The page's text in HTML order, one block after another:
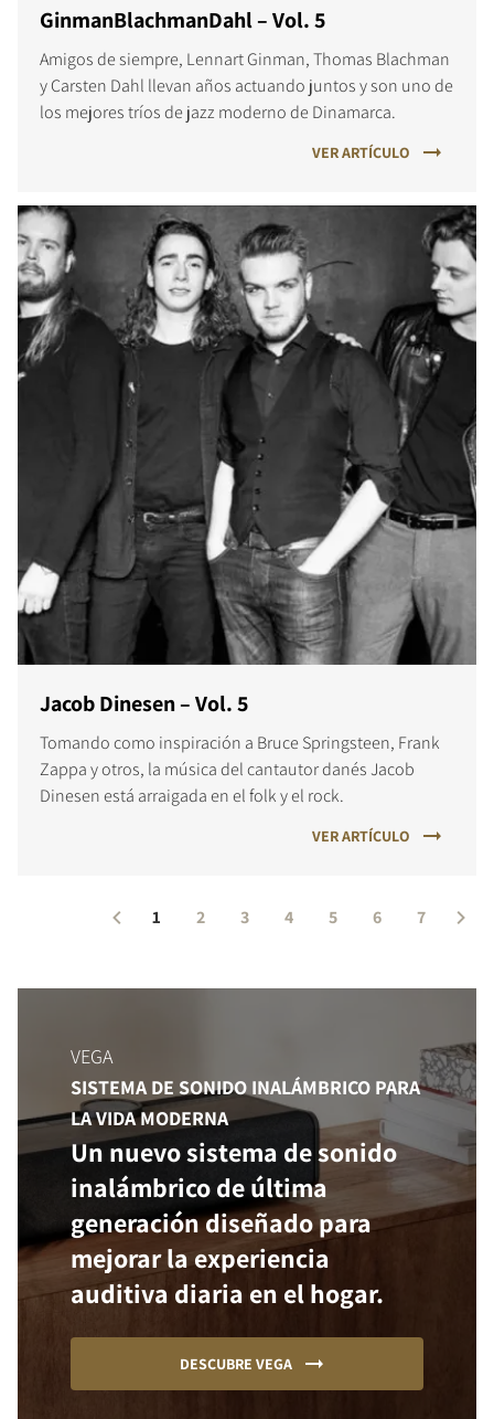
GinmanBlachmanDahl – Vol. 5
Amigos de siempre, Lennart Ginman, Thomas Blachman
y Carsten Dahl llevan años actuando juntos y son uno de
los mejores tríos de jazz moderno de Dinamarca.
VER ARTÍCULO
Jacob Dinesen – Vol. 5
Tomando como inspiración a Bruce Springsteen, Frank
Zappa y otros, la música del cantautor danés Jacob
Dinesen está arraigada en el folk y el rock.
VER ARTÍCULO
1 2 3 4 5 6 7
VEGA
SISTEMA DE SONIDO INALÁMBRICO PARA
LA VIDA MODERNA
Un nuevo sistema de sonido
inalámbrico de última
generación diseñado para
mejorar la experiencia
auditiva diaria en el hogar.
DESCUBRE VEGA